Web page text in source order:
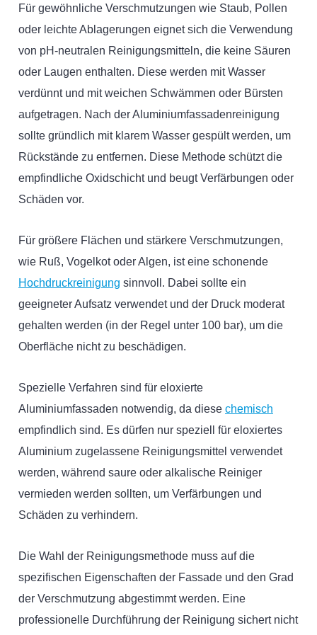
Für gewöhnliche Verschmutzungen wie Staub, Pollen
oder leichte Ablagerungen eignet sich die Verwendung
von pH-neutralen Reinigungsmitteln, die keine Säuren
oder Laugen enthalten. Diese werden mit Wasser
verdünnt und mit weichen Schwämmen oder Bürsten
aufgetragen. Nach der Aluminiumfassadenreinigung
sollte gründlich mit klarem Wasser gespült werden, um
Rückstände zu entfernen. Diese Methode schützt die
empfindliche Oxidschicht und beugt Verfärbungen oder
Schäden vor.
Für größere Flächen und stärkere Verschmutzungen,
wie Ruß, Vogelkot oder Algen, ist eine schonende
Hochdruckreinigung sinnvoll. Dabei sollte ein
geeigneter Aufsatz verwendet und der Druck moderat
gehalten werden (in der Regel unter 100 bar), um die
Oberfläche nicht zu beschädigen.
Spezielle Verfahren sind für eloxierte
Aluminiumfassaden notwendig, da diese chemisch
empfindlich sind. Es dürfen nur speziell für eloxiertes
Aluminium zugelassene Reinigungsmittel verwendet
werden, während saure oder alkalische Reiniger
vermieden werden sollten, um Verfärbungen und
Schäden zu verhindern.
Die Wahl der Reinigungsmethode muss auf die
spezifischen Eigenschaften der Fassade und den Grad
der Verschmutzung abgestimmt werden. Eine
professionelle Durchführung der Reinigung sichert nicht